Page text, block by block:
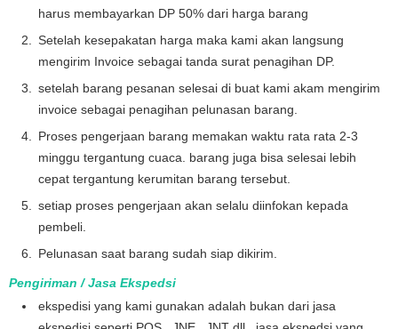
harus membayarkan DP 50% dari harga barang
Setelah kesepakatan harga maka kami akan langsung
mengirim Invoice sebagai tanda surat penagihan DP.
setelah barang pesanan selesai di buat kami akam mengirim
invoice sebagai penagihan pelunasan barang.
Proses pengerjaan barang memakan waktu rata rata 2-3
minggu tergantung cuaca. barang juga bisa selesai lebih
cepat tergantung kerumitan barang tersebut.
setiap proses pengerjaan akan selalu diinfokan kepada
pembeli.
Pelunasan saat barang sudah siap dikirim.
Pengiriman / Jasa Ekspedsi
ekspedisi yang kami gunakan adalah bukan dari jasa